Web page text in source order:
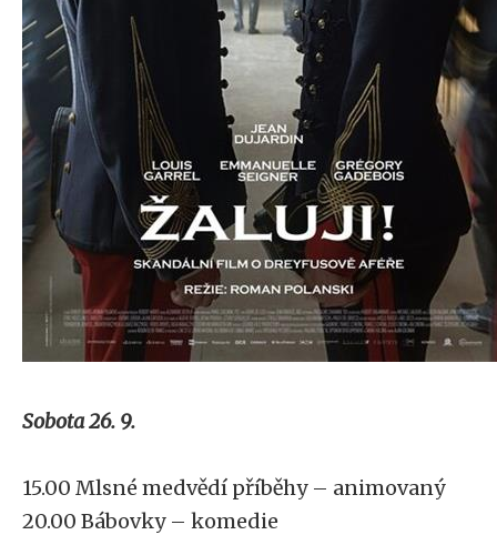
Sobota 26. 9.
15.00 Mlsné medvědí příběhy – animovaný
20.00 Bábovky – komedie